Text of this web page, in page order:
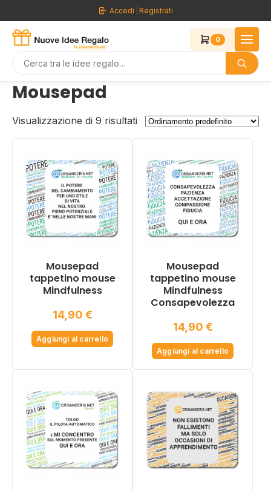
al
contenuto
Accedi Registrati
0
Mousepad
Visualizzazione di 9 risultati
Mousepad
tappetino mouse
Mindfulness
14,90 €
Aggiungi al carrello
Mousepad
tappetino mouse
Mindfulness
Consapevolezza
14,90 €
Aggiungi al carrello